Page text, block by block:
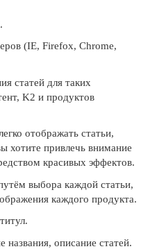
(IE, Firefox, Chrome,
статей для таких
K2 и продуктов
отображать статьи,
хотите привлечь внимание
красивых эффектов.
выбора каждой статьи,
каждого продукта.
описание статей.